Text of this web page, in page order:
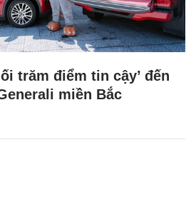
trăm điểm tin cậy’ đến
miền Bắc